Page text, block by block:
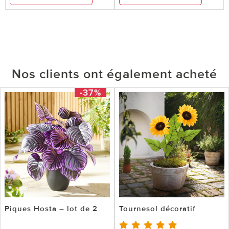
Nos clients ont également acheté
-37%
Piques Hosta – lot de 2 Tournesol décoratif